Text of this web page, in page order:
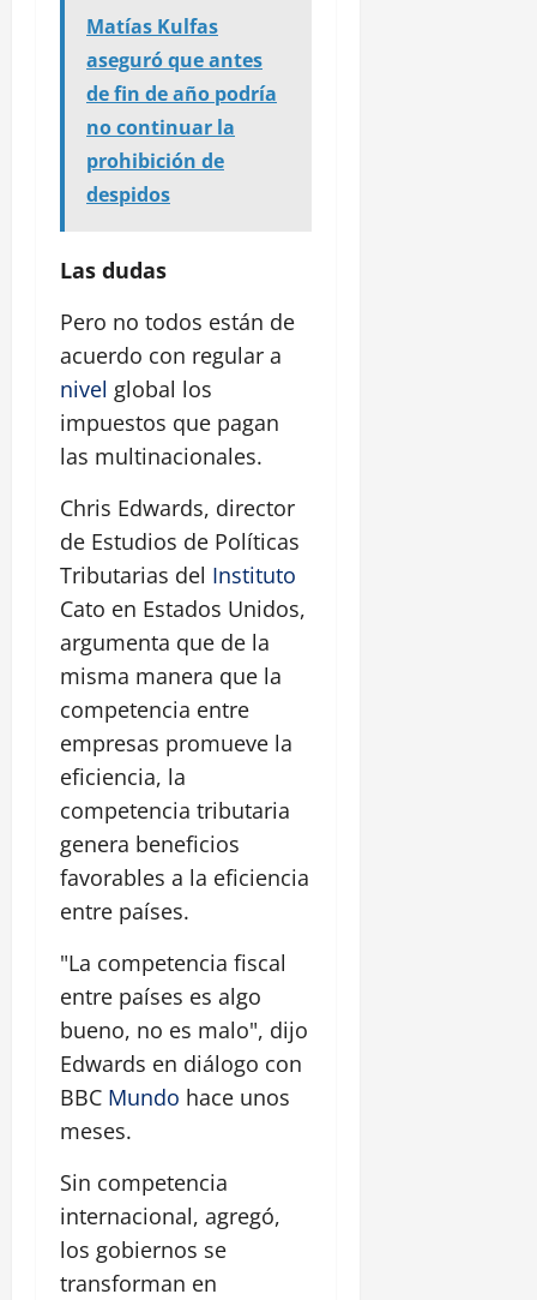
Matías Kulfas
aseguró que antes
de fin de año podría
no continuar la
prohibición de
despidos
Las dudas
Pero no todos están de
acuerdo con regular a
nivel global los
impuestos que pagan
las multinacionales.
Chris Edwards, director
de Estudios de Políticas
Tributarias del Instituto
Cato en Estados Unidos,
argumenta que de la
misma manera que la
competencia entre
empresas promueve la
eficiencia, la
competencia tributaria
genera beneficios
favorables a la eficiencia
entre países.
"La competencia fiscal
entre países es algo
bueno, no es malo", dijo
Edwards en diálogo con
BBC Mundo hace unos
meses.
Sin competencia
internacional, agregó,
los gobiernos se
transforman en